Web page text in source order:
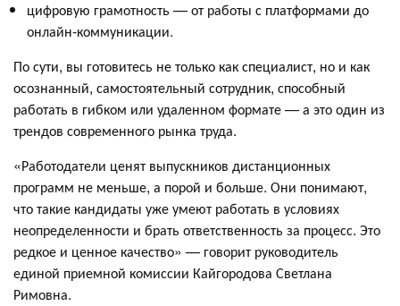
цифровую грамотность — от работы с платформами до
онлайн-коммуникации.
По сути, вы готовитесь не только как специалист, но и как
осознанный, самостоятельный сотрудник, способный
работать в гибком или удаленном формате — а это один из
трендов современного рынка труда.
«Работодатели ценят выпускников дистанционных
программ не меньше, а порой и больше. Они понимают,
что такие кандидаты уже умеют работать в условиях
неопределенности и брать ответственность за процесс. Это
редкое и ценное качество» — говорит руководитель
единой приемной комиссии Кайгородова Светлана
Римовна.